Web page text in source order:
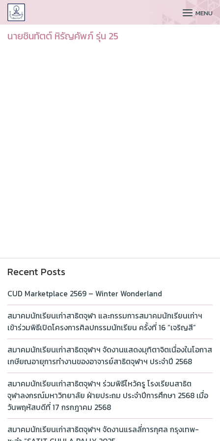
CUDAA MENU
นายชินทัตต์ หิรัญคัพภ์ รุ่น 25
Recent Posts
CUD Marketplace 2569 – Winter Wonderland
สมาคมนักเรียนเก่าสาธิตจุฬา และกรรมการสมาคมนักเรียนเก่าฯ
เข้าร่วมพิธีเปิดโครงการศิลปกรรมนักเรียน ครั้งที่ 16 “เจริญสี”
สมาคมนักเรียนเก่าสาธิตจุฬาฯ จัดงานแสดงมุทิตาจิตเนื่องในโอกาส
เกษียณอายุการทำงานของอาจารย์สาธิตจุฬาฯ ประจำปี 2568
สมาคมนักเรียนเก่าสาธิตจุฬาฯ ร่วมพิธีไหว้ครู โรงเรียนสาธิต
จุฬาลงกรณ์มหาวิทยาลัย ฝ่ายประถม ประจำปีการศึกษา 2568 เมื่อ
วันพฤหัสบดีที่ 17 กรกฎาคม 2568
สมาคมนักเรียนเก่าสาธิตจุฬาฯ จัดงานแรลลี่การกุศล กรุงเทพ-